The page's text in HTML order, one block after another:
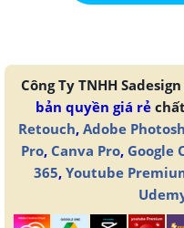
Công Ty TNHH
bản quyền giá rẻ
Retouch, Adobe
Pro, Canva Pro, Google
365, Youtube